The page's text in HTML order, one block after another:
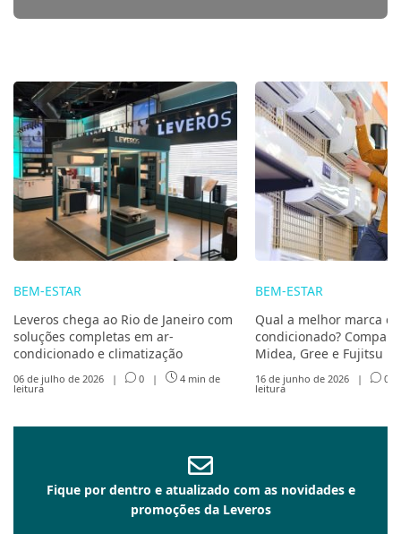
BEM-ESTAR
Leveros chega ao Rio de Janeiro com
soluções completas em ar-
condicionado e climatização
06 de julho de 2026 | 0 | 4 min de
leitura
BEM-ESTAR
Qual a melhor marca
condicionado?
Midea, Gree e Fujitsu
16 de junho de 2026 | 0
leitura
Fique por dentro e atualizado com as novidades e
promoções da Leveros